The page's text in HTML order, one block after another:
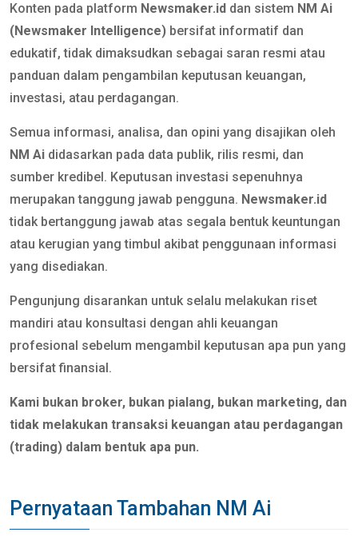
Konten pada platform Newsmaker.id dan sistem NM Ai
(Newsmaker Intelligence) bersifat informatif dan
edukatif, tidak dimaksudkan sebagai saran resmi atau
panduan dalam pengambilan keputusan keuangan,
investasi, atau perdagangan.
Semua informasi, analisa, dan opini yang disajikan oleh
NM Ai didasarkan pada data publik, rilis resmi, dan
sumber kredibel. Keputusan investasi sepenuhnya
merupakan tanggung jawab pengguna. Newsmaker.id
tidak bertanggung jawab atas segala bentuk keuntungan
atau kerugian yang timbul akibat penggunaan informasi
yang disediakan.
Pengunjung disarankan untuk selalu melakukan riset
mandiri atau konsultasi dengan ahli keuangan
profesional sebelum mengambil keputusan apa pun yang
bersifat finansial.
Kami bukan broker, bukan pialang, bukan marketing, dan
tidak melakukan transaksi keuangan atau perdagangan
(trading) dalam bentuk apa pun.
Pernyataan Tambahan NM Ai